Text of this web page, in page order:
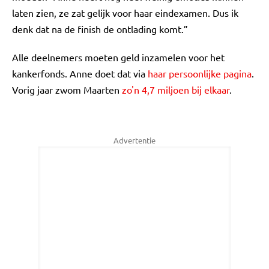
laten zien, ze zat gelijk voor haar eindexamen. Dus ik
denk dat na de finish de ontlading komt.”
Alle deelnemers moeten geld inzamelen voor het
kankerfonds. Anne doet dat via haar persoonlijke pagina.
Vorig jaar zwom Maarten zo'n 4,7 miljoen bij elkaar.
Advertentie